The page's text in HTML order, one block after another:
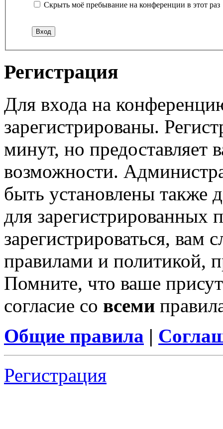
Скрыть моё пребывание на конференции в этот раз
Регистрация
Для входа на
зарегистрированы.
минут, но предоставляет
возможности.
быть установлены также
для зарегистрированных
зарегистрироваться, вам
правилами и политикой,
Помните, что ваше
согласие со всеми
Общие правила |
Регистрация